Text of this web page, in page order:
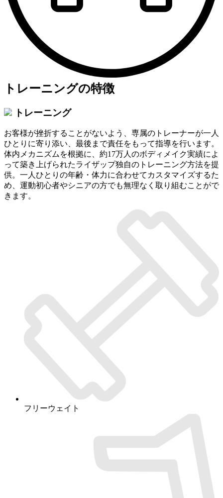
トレーニングの特徴
トレーニング
お客様が挫折することがないよう、専属のトレーナーが一人
ひとりに寄り添い、最後まで責任をもって指導を行います。
体内メカニズムを根拠に、約17万人のボディメイク実績によ
って築き上げられたライザップ独自のトレーニング方法を提
供。一人ひとりの年齢・体力に合わせてカスタマイズするた
め、運動初心者やシニアの方でも無理なく取り組むことがで
きます。
フリーウェイト